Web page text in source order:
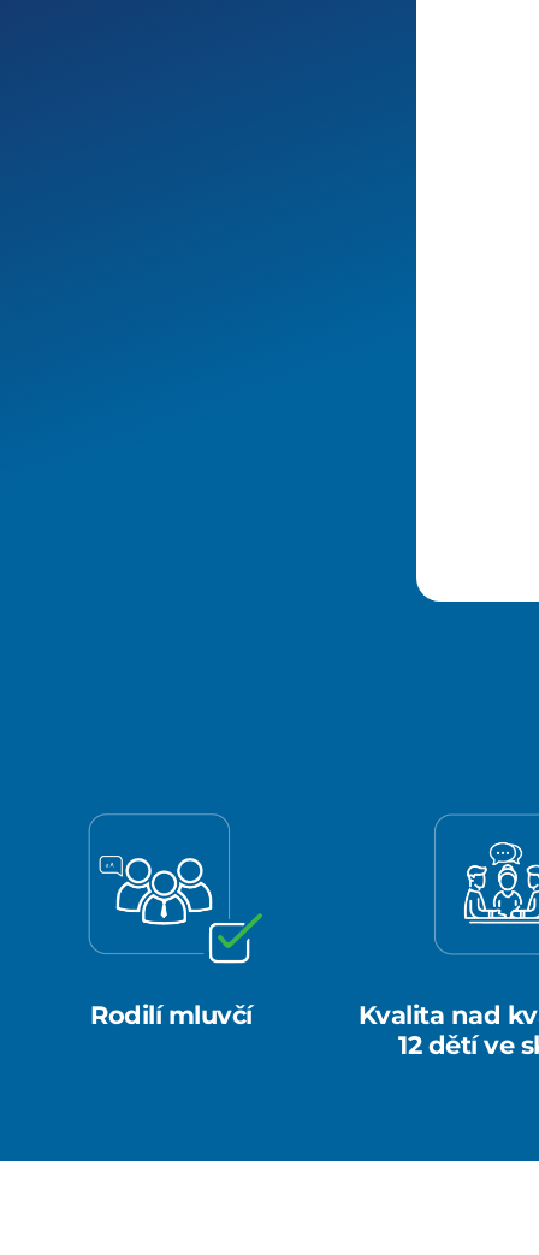
Rodilí mluvčí
Kvalita nad
12 dětí ve